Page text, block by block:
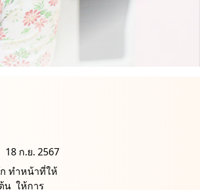
18 ก.ย. 2567
ทําหน้าที่ให้
น ให้การ